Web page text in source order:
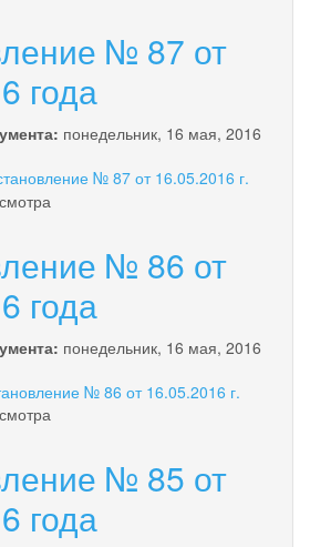
№ 87 от
года
понедельник, 16 мая, 2016
№ 87 от 16.05.2016 г.
№ 86 от
года
понедельник, 16 мая, 2016
№ 86 от 16.05.2016 г.
№ 85 от
года